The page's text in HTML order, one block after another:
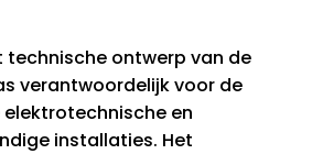
technische ontwerp van de
verantwoordelijk voor de
en
installaties. Het